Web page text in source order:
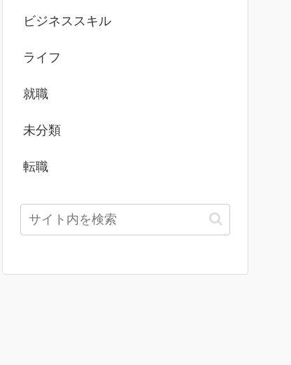
ビジネススキル
ライフ
就職
未分類
転職